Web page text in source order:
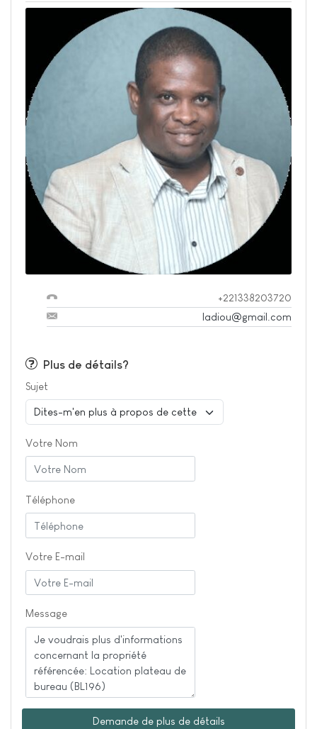
+221338203720
ladiou@gmail.com
Plus de détails?
Sujet
Votre Nom
Téléphone
Votre E-mail
Message
Demande de plus de détails